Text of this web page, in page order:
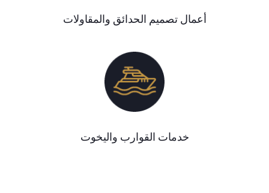
أعمال تصميم الحدائق والمقاولات
خدمات القوارب واليخوت